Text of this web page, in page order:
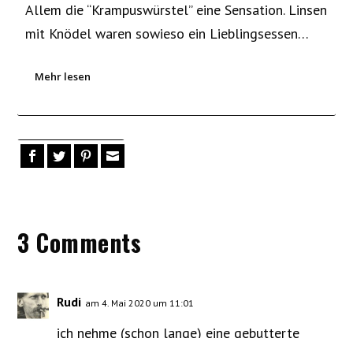
Allem die “Krampuswürstel” eine Sensation. Linsen
mit Knödel waren sowieso ein Lieblingsessen…
Mehr lesen
3 Comments
Rudi am 4. Mai 2020 um 11:01
ich nehme (schon lange) eine gebutterte